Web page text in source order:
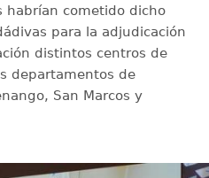
habrían cometido dicho
para la adjudicación
distintos centros de
departamentos de
San Marcos y